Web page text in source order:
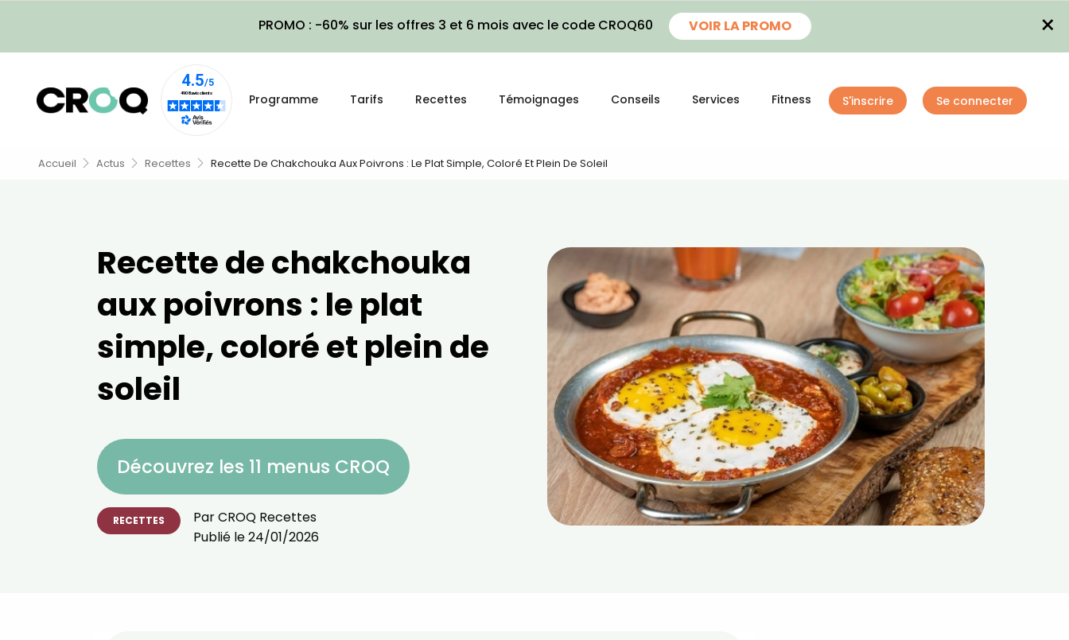
PROMO : -60% sur les offres 3 et 6 mois avec le code CROQ60 VOIR LA PROMO ×
Programme Tarifs Recettes Témoignages Conseils Services Fitness S'inscrire Se connecter
Accueil Actus Recettes Recette De Chakchouka Aux Poivrons : Le Plat Simple, Coloré Et Plein De Soleil
Recette de chakchouka
aux poivrons : le plat
simple, coloré et plein de
soleil
Découvrez les 11 menus CROQ
RECETTES ParCROQ Recettes
Publié le24/01/2026